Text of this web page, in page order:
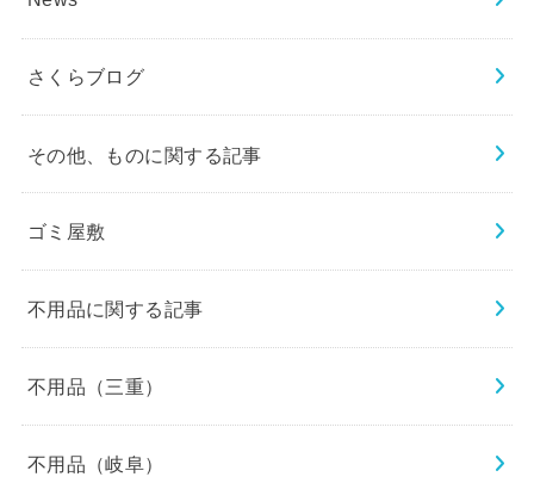
さくらブログ
その他、ものに関する記事
ゴミ屋敷
不用品に関する記事
不用品（三重）
不用品（岐阜）